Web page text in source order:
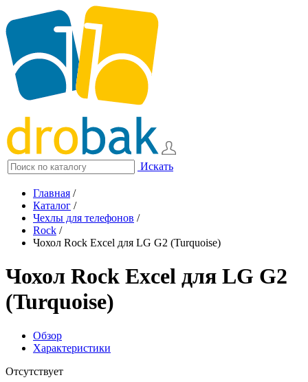
Искать
Главная /
Каталог /
Чехлы для телефонов /
Rock /
Чохол Rock Excel для LG G2 (Turquoise)
Чохол Rock Excel для LG G2
(Turquoise)
Обзор
Характеристики
Отсутствует